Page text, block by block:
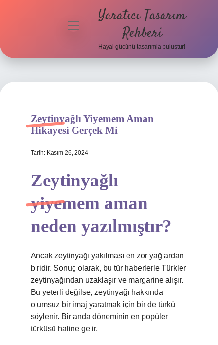
Hakkımızda
menüyü
Yaratıcı Tasarım
Rehberi
Hayal gücünü tasarımla buluştur!
Zeytinyağlı Yiyemem Aman
Hikayesi Gerçek Mi
Tarih: Kasım 26, 2024
Zeytinyağlı
yiyemem aman
neden yazılmıştır?
Ancak zeytinyağı yakılması en zor yağlardan
biridir. Sonuç olarak, bu tür haberlerle Türkler
zeytinyağından uzaklaşır ve margarine alışır.
Bu yeterli değilse, zeytinyağı hakkında
olumsuz bir imaj yaratmak için bir de türkü
söylenir. Bir anda döneminin en popüler
türküsü haline gelir.